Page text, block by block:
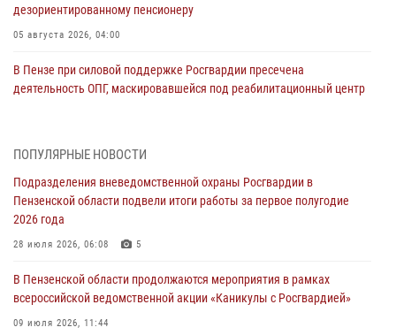
дезориентированному пенсионеру
05 августа 2026, 04:00
В Пензе при силовой поддержке Росгвардии пресечена
деятельность ОПГ, маскировавшейся под реабилитационный центр
работы за первое полугодие 2026 года
Росгвардия обеспечила безопасность праздничных мероприятий в
В Пензе сотрудники Росгвардии задержали мужчину, который
ПОПУЛЯРНЫЕ НОВОСТИ
Подразделения вневедомственной охраны Росгвардии в
Пензенской области подвели итоги работы за первое полугодие
2026 года
28 июля 2026, 06:08 5
В Пензенской области продолжаются мероприятия в рамках
всероссийской ведомственной акции «Каникулы с Росгвардией»
09 июля 2026, 11:44